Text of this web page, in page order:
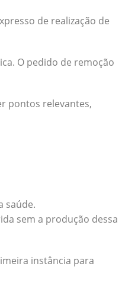
de realização de
O pedido de remoção
pontos relevantes,
saúde.
sem a produção dessa
instância para